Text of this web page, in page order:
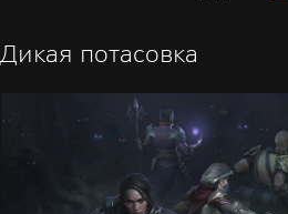
Дикая потасовка